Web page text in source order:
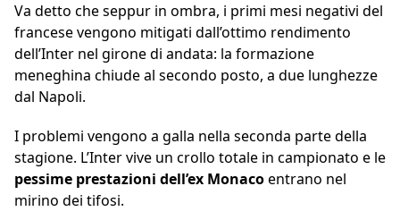
Va detto che seppur in ombra, i primi mesi negativi del
francese vengono mitigati dall’ottimo rendimento
dell’Inter nel girone di andata: la formazione
meneghina chiude al secondo posto, a due lunghezze
dal Napoli.
I problemi vengono a galla nella seconda parte della
stagione. L’Inter vive un crollo totale in campionato e le
pessime prestazioni dell’ex Monacoentrano nel
mirino dei tifosi.